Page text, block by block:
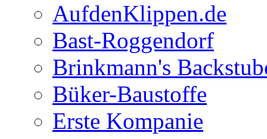
AufdenKlippen.de
Bast-Roggendorf
Brinkmann's
Büker-Baustoffe
Erste Kompanie